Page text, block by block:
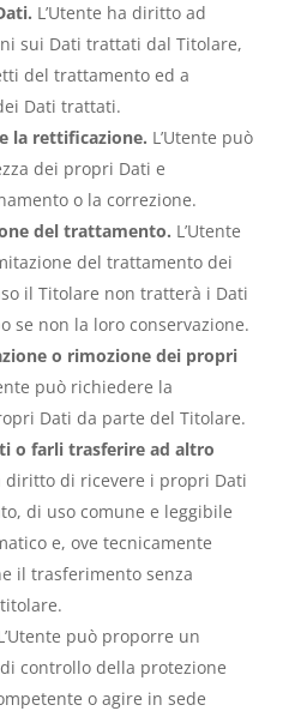
L’Utente ha diritto ad
sui Dati trattati dal Titolare,
del trattamento ed a
Dati trattati.
la rettificazione. L’Utente può
dei propri Dati e
o la correzione.
del trattamento. L’Utente
del trattamento dei
il Titolare non tratterà i Dati
se non la loro conservazione.
o rimozione dei propri
può richiedere la
Dati da parte del Titolare.
o farli trasferire ad altro
diritto di ricevere i propri Dati
di uso comune e leggibile
e, ove tecnicamente
il trasferimento senza
può proporre un
controllo della protezione
o agire in sede